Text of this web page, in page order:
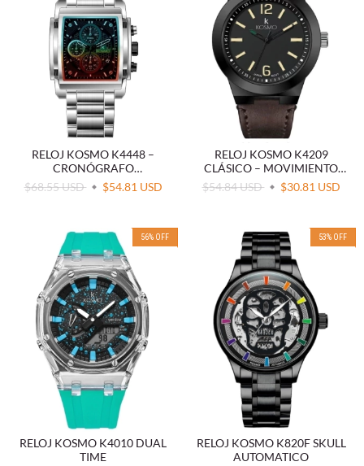
RELOJ KOSMO K4448 –
CRONÓGRAFO
MULTIFUNCIÓN CUADRADO
$68.55 USD $54.81 USD
RELOJ KOSMO K4209
CLÁSICO – MOVIMIENTO
JAPONÉS (MIYOTA)
$54.84 USD $30.81 USD
56% OFF
RELOJ KOSMO K4010 DUAL
TIME
53% OFF
RELOJ KOSMO K820F SKULL
AUTOMATICO